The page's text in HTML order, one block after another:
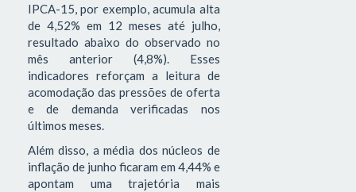
IPCA-15, por exemplo, acumula alta
de 4,52% em 12 meses até julho,
resultado abaixo do observado no
mês anterior (4,8%). Esses
indicadores reforçam a leitura de
acomodação das pressões de oferta
e de demanda verificadas nos
últimos meses.
Além disso, a média dos núcleos de
inflação de junho ficaram em 4,44% e
apontam uma trajetória mais